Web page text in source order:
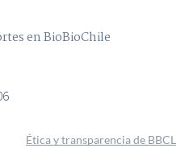
en BioBioChile
Ética y transparencia de BBCL